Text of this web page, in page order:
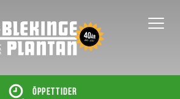
ÖPPETTIDER